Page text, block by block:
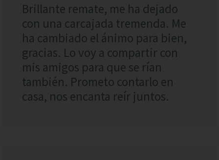
Brillante remate, me ha dejado
con una carcajada tremenda. Me
ha cambiado el ánimo para bien,
gracias. Lo voy a compartir con
mis amigos para que se rían
también. Prometo contarlo en
casa, nos encanta reír juntos.